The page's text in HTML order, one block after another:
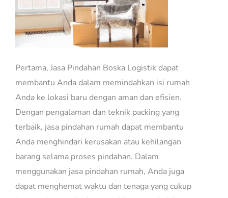
Pertama, Jasa Pindahan Boska Logistik dapat
membantu Anda dalam memindahkan isi rumah
Anda ke lokasi baru dengan aman dan efisien.
Dengan pengalaman dan teknik packing yang
terbaik, jasa pindahan rumah dapat membantu
Anda menghindari kerusakan atau kehilangan
barang selama proses pindahan. Dalam
menggunakan jasa pindahan rumah, Anda juga
dapat menghemat waktu dan tenaga yang cukup